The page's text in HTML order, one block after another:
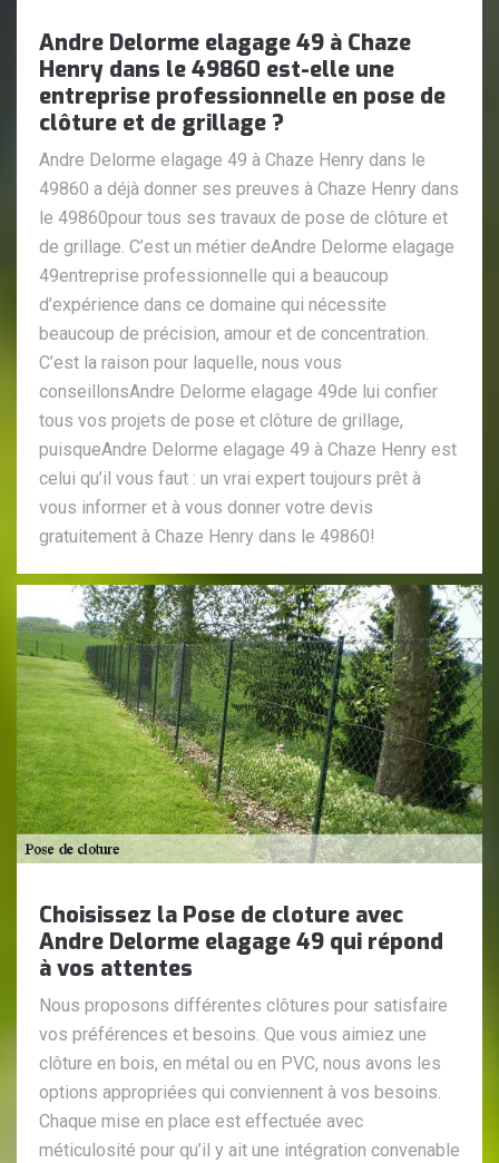
Andre Delorme elagage 49 à Chaze
Henry dans le 49860 est-elle une
entreprise professionnelle en pose de
clôture et de grillage ?
Andre Delorme elagage 49 à Chaze Henry dans le
49860 a déjà donner ses preuves à Chaze Henry dans
le 49860pour tous ses travaux de pose de clôture et
de grillage. C’est un métier deAndre Delorme elagage
49entreprise professionnelle qui a beaucoup
d’expérience dans ce domaine qui nécessite
beaucoup de précision, amour et de concentration.
C’est la raison pour laquelle, nous vous
conseillonsAndre Delorme elagage 49de lui confier
tous vos projets de pose et clôture de grillage,
puisqueAndre Delorme elagage 49 à Chaze Henry est
celui qu’il vous faut : un vrai expert toujours prêt à
vous informer et à vous donner votre devis
gratuitement à Chaze Henry dans le 49860!
Choisissez la Pose de cloture avec
Andre Delorme elagage 49 qui répond
à vos attentes
Nous proposons différentes clôtures pour satisfaire
vos préférences et besoins. Que vous aimiez une
clôture en bois, en métal ou en PVC, nous avons les
options appropriées qui conviennent à vos besoins.
Chaque mise en place est effectuée avec
méticulosité pour qu’il y ait une intégration convenable